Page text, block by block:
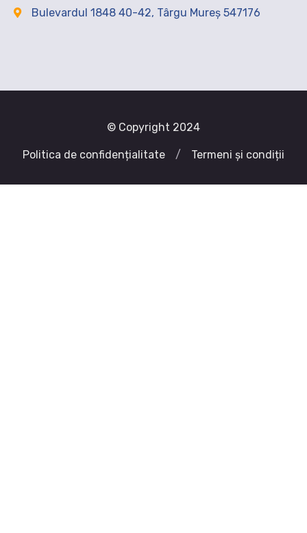
Bulevardul 1848 40-42, Târgu Mureș 547176
© Copyright 2024
Politica de confidențialitate / Termeni și condiții